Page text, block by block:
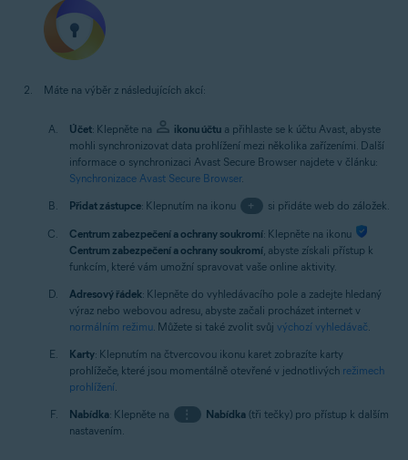
Máte na výběr z následujících akcí:
Účet: Klepněte na ikonu účtu a přihlaste se k účtu Avast, abyste
mohli synchronizovat data prohlížení mezi několika zařízeními. Další
informace o synchronizaci Avast Secure Browser najdete v článku:
Synchronizace Avast Secure Browser.
Přidat zástupce: Klepnutím na ikonu + si přidáte web do záložek.
Centrum zabezpečení a ochrany soukromí: Klepněte na ikonu
Centrum zabezpečení a ochrany soukromí, abyste získali přístup k
funkcím, které vám umožní spravovat vaše online aktivity.
Adresový řádek: Klepněte do vyhledávacího pole a zadejte hledaný
výraz nebo webovou adresu, abyste začali procházet internet v
normálním režimu. Můžete si také zvolit svůj výchozí vyhledávač.
Karty: Klepnutím na čtvercovou ikonu karet zobrazíte karty
prohlížeče, které jsou momentálně otevřené v jednotlivých režimech
prohlížení.
Nabídka: Klepněte na ⋮ Nabídka(tři tečky) pro přístup k dalším
nastavením.